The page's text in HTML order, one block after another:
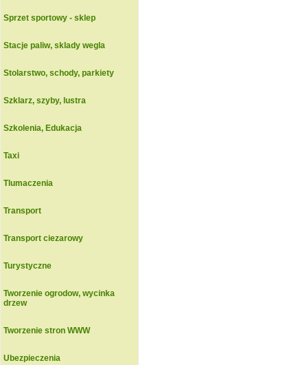
Sprzet sportowy - sklep
Stacje paliw, sklady wegla
Stolarstwo, schody, parkiety
Szklarz, szyby, lustra
Szkolenia, Edukacja
Taxi
Tlumaczenia
Transport
Transport ciezarowy
Turystyczne
Tworzenie ogrodow, wycinka
drzew
Tworzenie stron WWW
Ubezpieczenia